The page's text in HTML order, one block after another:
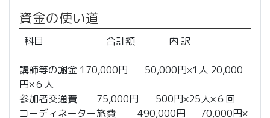
資金の使い道
科目 合計額 内 訳
講師等の謝金 170,000円 50,000円×1人 20,000
円×６人
参加者交通費 75,000円 500円×25人×６回
コーディネーター旅費 490,000円 70,000円×